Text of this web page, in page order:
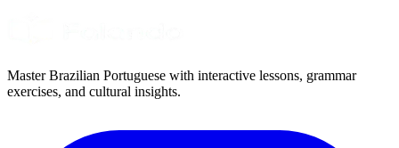
Master Brazilian Portuguese with interactive lessons, grammar
exercises, and cultural insights.